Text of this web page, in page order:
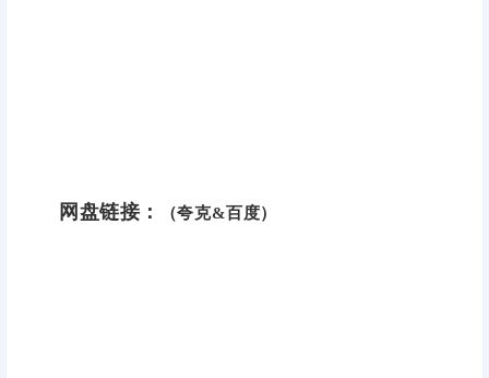
网盘链接： （夸克&百度）